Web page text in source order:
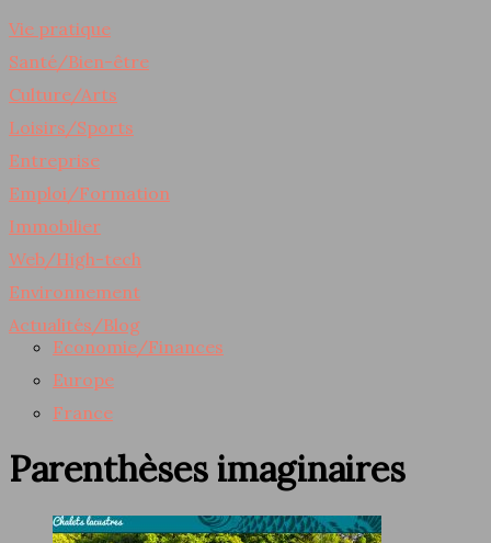
Vie pratique
Santé/Bien-être
Culture/Arts
Loisirs/Sports
Entreprise
Emploi/Formation
Immobilier
Web/High-tech
Environnement
Actualités/Blog
Economie/Finances
Europe
France
Parenthèses imaginaires